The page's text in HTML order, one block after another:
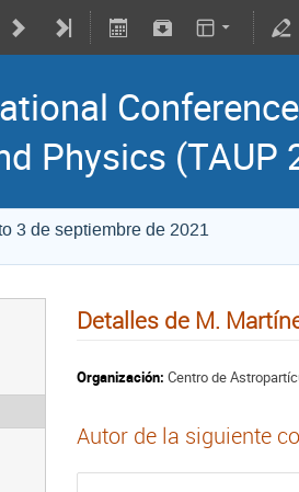
Physics (TAUP
3 de septiembre de 2021
Detalles de M.
Organización: Centro de
Autor de la siguiente